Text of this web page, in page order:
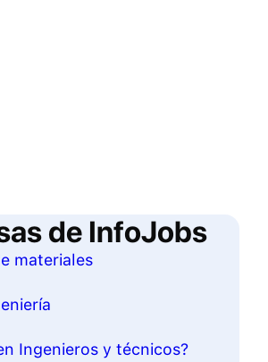
de InfoJobs
materiales
Ingenieros y técnicos?